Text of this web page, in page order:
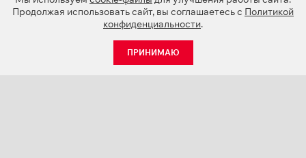
Продолжая использовать сайт, вы соглашаетесь с Политикой
конфиденциальности.
ПРИНИМАЮ